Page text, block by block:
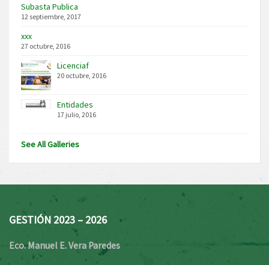
Subasta Publica
12 septiembre, 2017
xxx
27 octubre, 2016
Licenciaf
20 octubre, 2016
Entidades
17 julio, 2016
See All Galleries
GESTIÓN 2023 – 2026
Eco. Manuel E. Vera Paredes